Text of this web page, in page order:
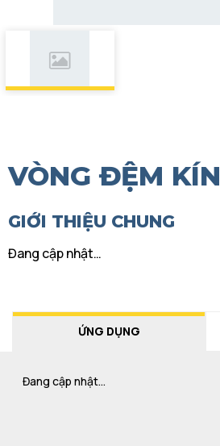
VÒNG ĐỆM KÍN
GIỚI THIỆU CHUNG
Đang cập nhật…
ỨNG DỤNG
Đang cập nhật…